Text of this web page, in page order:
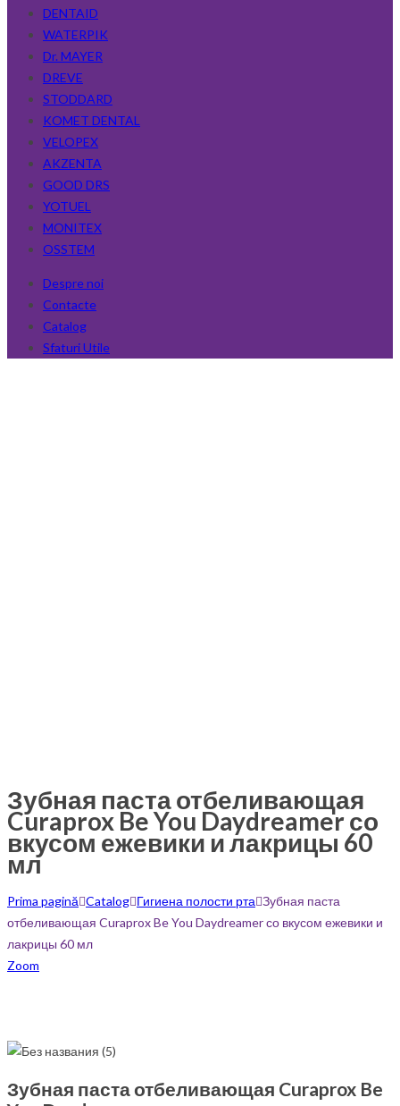
DENTAID
WATERPIK
Dr. MAYER
DREVE
STODDARD
KOMET DENTAL
VELOPEX
AKZENTA
GOOD DRS
YOTUEL
MONITEX
OSSTEM
Despre noi
Contacte
Catalog
Sfaturi Utile
Зубная паста отбеливающая
Curaprox Be You Daydreamer со
вкусом ежевики и лакрицы 60
мл
Prima pagină Catalog Гигиена полости рта Зубная паста
отбеливающая Curaprox Be You Daydreamer со вкусом ежевики и
лакрицы 60 мл
Zoom
Зубная паста отбеливающая Curaprox Be